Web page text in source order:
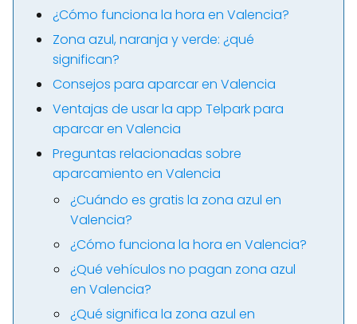
¿Cómo funciona la hora en Valencia?
Zona azul, naranja y verde: ¿qué
significan?
Consejos para aparcar en Valencia
Ventajas de usar la app Telpark para
aparcar en Valencia
Preguntas relacionadas sobre
aparcamiento en Valencia
¿Cuándo es gratis la zona azul en
Valencia?
¿Cómo funciona la hora en Valencia?
¿Qué vehículos no pagan zona azul
en Valencia?
¿Qué significa la zona azul en